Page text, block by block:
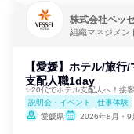
株式会社ベッ
組織マネジメン
【愛媛】ホテル/旅
支配人職1day
✨20代でホテル支配人へ！接
説明会・イベント
仕事体験
愛媛県
2026年8月・9